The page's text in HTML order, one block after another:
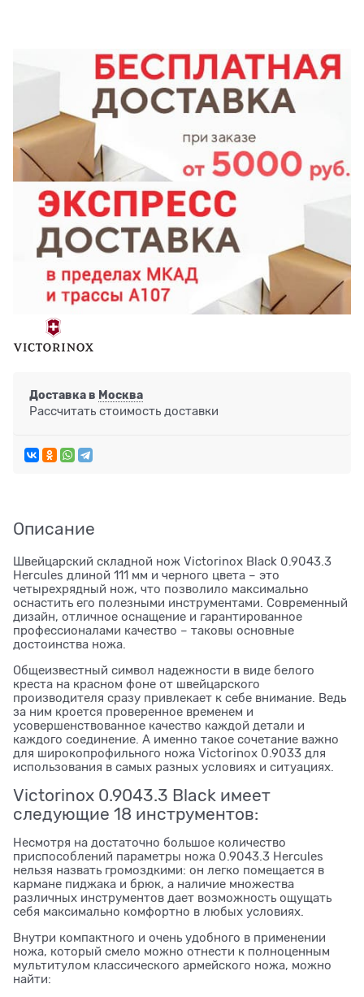
Доставка в Москва
Рассчитать стоимость доставки
Описание
Швейцарский складной нож Victorinox Black 0.9043.3
Hercules длиной 111 мм и черного цвета – это
четырехрядный нож, что позволило максимально
оснастить его полезными инструментами. Современный
дизайн, отличное оснащение и гарантированное
профессионалами качество – таковы основные
достоинства ножа.
Общеизвестный символ надежности в виде белого
креста на красном фоне от швейцарского
производителя сразу привлекает к себе внимание. Ведь
за ним кроется проверенное временем и
усовершенствованное качество каждой детали и
каждого соединение. А именно такое сочетание важно
для широкопрофильного ножа Victorinox 0.9033 для
использования в самых разных условиях и ситуациях.
Victorinox 0.9043.3 Black имеет
следующие 18 инструментов:
Несмотря на достаточно большое количество
приспособлений параметры ножа 0.9043.3 Hercules
нельзя назвать громоздкими: он легко помещается в
кармане пиджака и брюк, а наличие множества
различных инструментов дает возможность ощущать
себя максимально комфортно в любых условиях.
Внутри компактного и очень удобного в применении
ножа, который смело можно отнести к полноценным
мультитулом классического армейского ножа, можно
найти: